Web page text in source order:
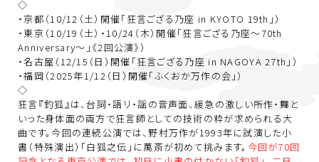
◇
・京都（10/12（土）開催「狂言ござる乃座 in KYOTO 19th」）
・東京（10/19（土）・10/24（木）開催「狂言ござる乃座～70th
Anniversary～」《2回公演》）
・名古屋（12/15（日）開催「狂言ござる乃座 in NAGOYA 27th」）
・福岡（2025年1/12（日）開催「ふくおか万作の会」）
◇
狂言『釣狐』は、台詞・語リ・謡の音声面、緩急の激しい所作・舞と
いった身体面の両方で狂言師としての技術の粋が求められる大
曲です。今回の連続公演では、野村万作が1993年に試演した小
書（特殊演出）「白狐之伝」に萬斎が初めて挑みます。 今回が70回